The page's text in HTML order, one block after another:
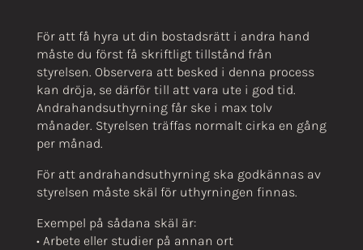
För att få hyra ut din bostadsrätt i andra hand
måste du först få skriftligt tillstånd från
styrelsen. Observera att besked i denna process
kan dröja, se därför till att vara ute i god tid.
Andrahandsuthyrning får ske i max tolv
månader. Styrelsen träffas normalt cirka en gång
per månad.
För att andrahandsuthyrning ska godkännas av
styrelsen måste skäl för uthyrningen finnas.
Exempel på sådana skäl är:
• Arbete eller studier på annan ort